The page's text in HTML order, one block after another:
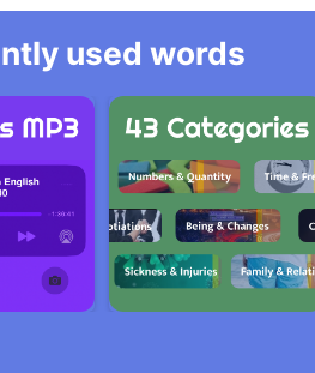
used words